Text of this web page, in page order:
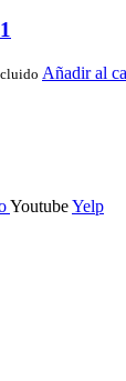
Añadir al
YoutubeYelp